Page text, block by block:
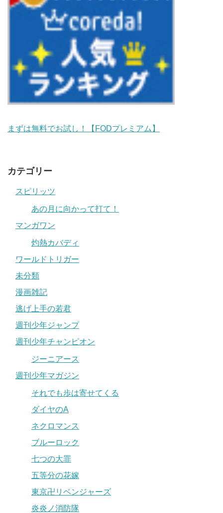
まずは無料でお試し！【FODプレミアム】
カテゴリー
スピリッツ
あの月に向かって打て！
マンガワン
灼熱カバディ
ワールドトリガー
未分類
漫画雑記
逃げ上手の若君
週刊少年ジャンプ
週刊少年チャンピオン
ジーニアース
週刊少年マガジン
それでも歩は寄せてくる
ダイヤのA
ネクロマンス
ブルーロック
七つの大罪
五等分の花嫁
東京卍リベンジャーズ
炎炎ノ消防隊